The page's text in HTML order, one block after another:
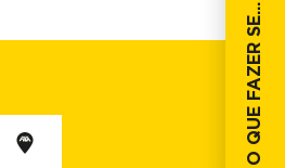
O QUE FAZER SE...